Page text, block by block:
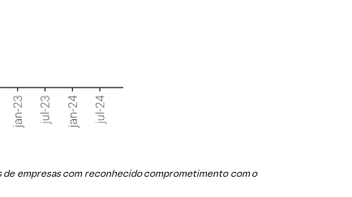
empresas com reconhecido comprometimento com o